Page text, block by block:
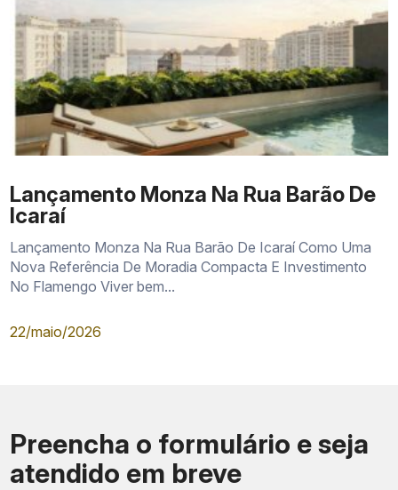
Lançamento Monza Na Rua Barão De
Icaraí
Lançamento Monza Na Rua Barão De Icaraí Como Uma
Nova Referência De Moradia Compacta E Investimento
No Flamengo Viver bem...
22/maio/2026
Preencha o formulário e seja
atendido em breve